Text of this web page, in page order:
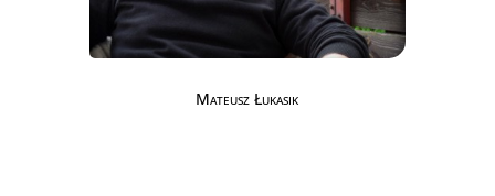
Mateusz Łukasik